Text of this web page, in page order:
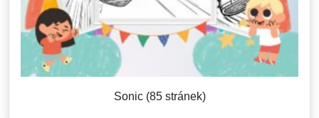
Sonic (85 stránek)